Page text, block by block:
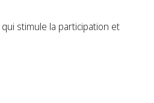
stimule la participation et